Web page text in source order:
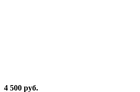
4 500 руб.